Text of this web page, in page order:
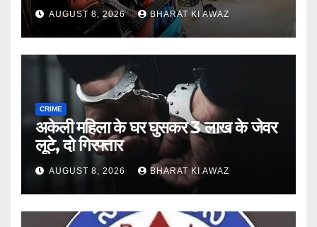
AUGUST 8, 2026 BHARAT KI AWAZ
CRIME
अकेली महिला के घर घुसकर 3 लाख के जेवर
लूटे, दो गिरफ्तार
AUGUST 8, 2026 BHARAT KI AWAZ